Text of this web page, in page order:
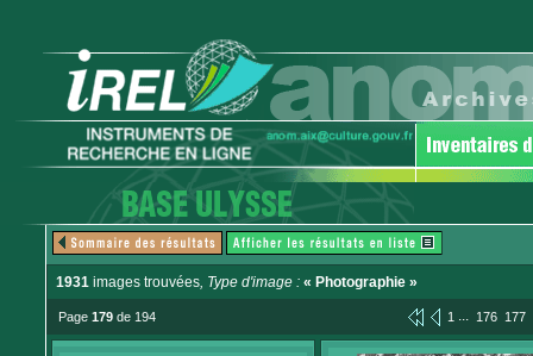
1931 images trouvées, Type d'image : « Photographie »
Page 179 de 194 1 ... 176 177